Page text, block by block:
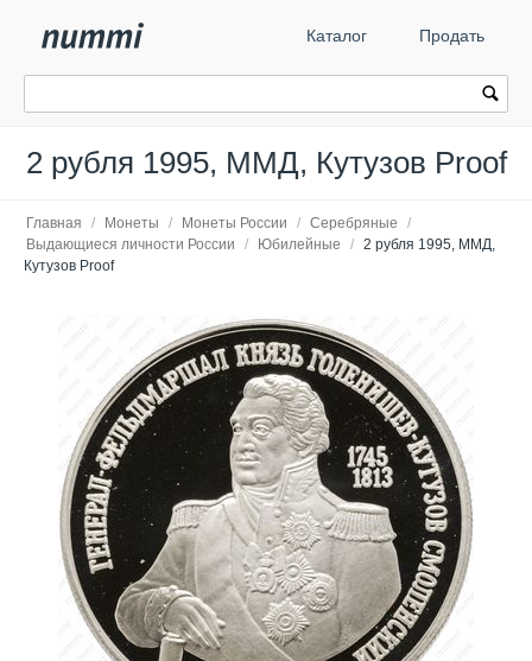
Каталог Продать
2 рубля 1995, ММД, Кутузов Proof
Главная / Монеты / Монеты России / Серебряные
/
Выдающиеся личности России
/ Юбилейные / 2 рубля 1995, ММД,
Кутузов Proof